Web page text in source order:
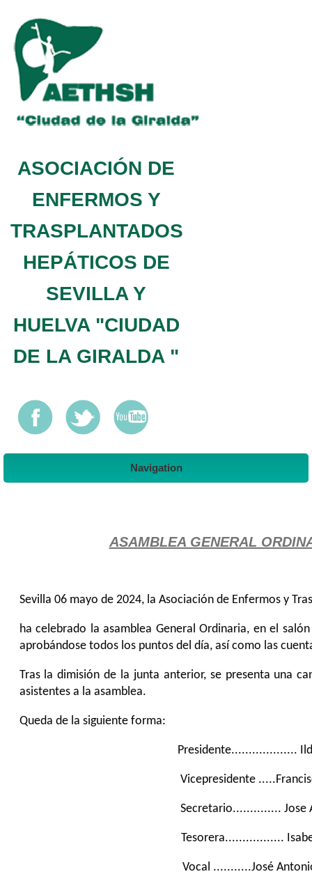
ASOCIACIÓN DE
ENFERMOS Y
TRASPLANTADOS
HEPÁTICOS DE
SEVILLA Y
HUELVA "CIUDAD
DE LA GIRALDA "
Navigation
ASAMBLEA GENERAL
Sevilla 06 mayo de 2024, la Asociación de Enfermos y
ha celebrado la asamblea General Ordinaria, en el
aprobándose todos los puntos del día, así como las
Tras la dimisión de la junta anterior, se presenta una
asistentes a la asamblea.
Queda de la siguiente forma:
Presidente...................
Vicepresidente
Secretario.............. Jose
Tesorera.................
Vocal ...........José